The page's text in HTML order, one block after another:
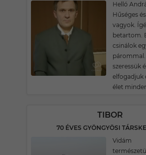
Helló
Hűséges
vagyok.
betartom.
csinálok
szeressük
elfogadjuk
élet
TIBOR
70 ÉVES GYÖNGYÖSI
Vidám